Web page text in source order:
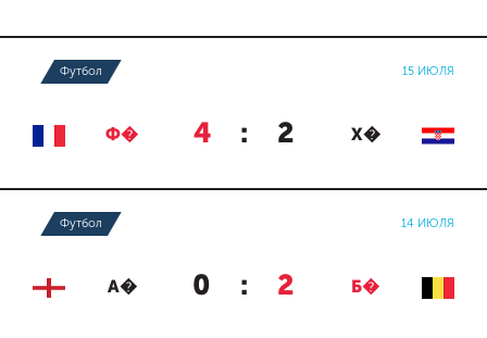
Футбол 15 ИЮЛЯ
Ф� 4 : 2 Х�
Футбол 14 ИЮЛЯ
А� 0 : 2 Б�